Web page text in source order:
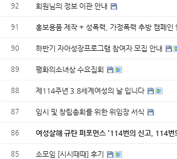
92 회원님의 정보 이관 안내
91 홍보용품 제작 + 성폭력, 가정폭력 추방 캠페인
90 하반기 자아성장프로그램 참여자 모집 안내
89 평화의소녀상 수요집회
88 제114주년 3.8세계여성의 날 입니다
87 임시 및 창립총회를 위한 위임장 서식
86 여성살해 규탄 퍼포먼스 '114번의 신고, 114번
85 소모임 [시시때때] 후기